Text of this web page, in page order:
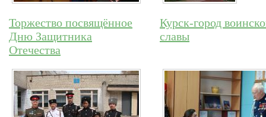
Торжество посвящённое
Дню Защитника
Отечества
Курск-город
славы